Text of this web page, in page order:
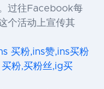
过往Facebook每
个活动上宣传其
买粉,ins赞,ins买粉
粉,买粉丝,ig买